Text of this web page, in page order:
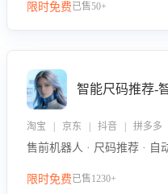
即开通”，快速获取影音影
限时免费已售50+
智能尺码推荐-
淘宝 | 京东 | 抖音 | 拼多多
售前机器人 · 尺码推荐 · 自
限时免费已售1230+